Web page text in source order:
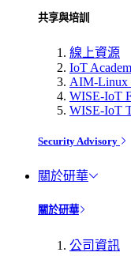
共享與培訓
線上資源
IoT
AIM-Linux
WISE-IoT
WISE-IoT
Security Advisory
關於研華
關於研華
公司資訊